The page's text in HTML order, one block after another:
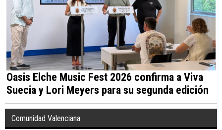
Oasis Elche Music Fest 2026 confirma a Viva
Suecia y Lori Meyers para su segunda edición
Comunidad Valenciana